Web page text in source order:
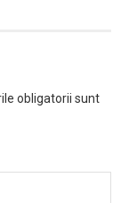
obligatorii sunt